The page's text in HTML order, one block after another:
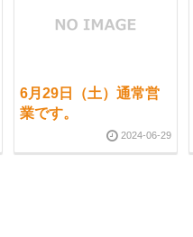
6月29日（土）通常営
業です。
2024-06-29